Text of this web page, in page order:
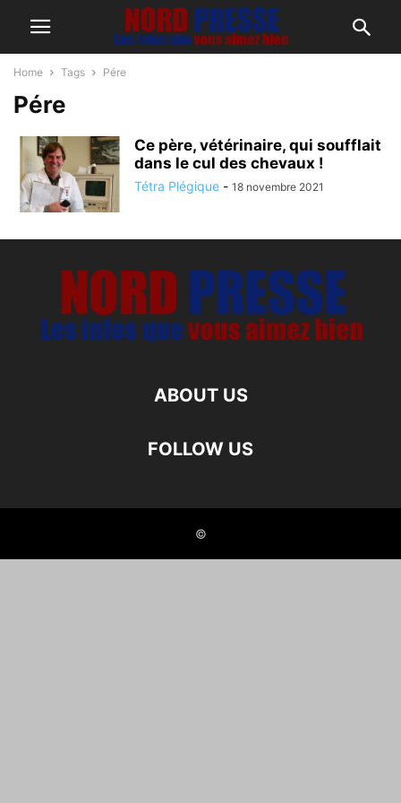
Home Tags Pére
Pére
Ce père, vétérinaire, qui soufflait
dans le cul des chevaux !
Tétra Plégique - 18 novembre 2021
ABOUT US
FOLLOW US
©